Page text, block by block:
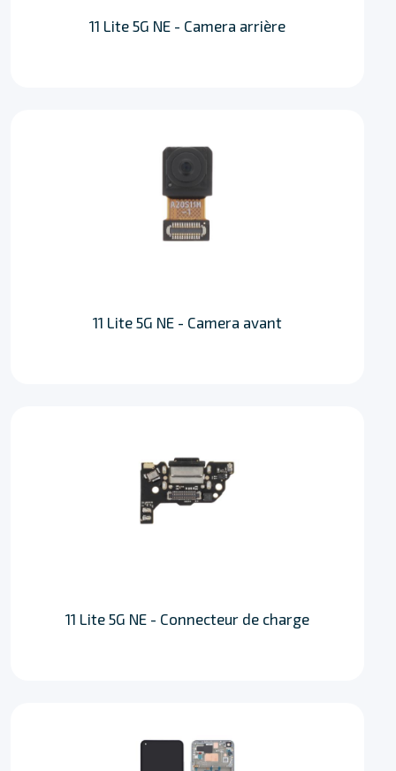
11 Lite 5G NE - Camera arrière
11 Lite 5G NE - Camera avant
11 Lite 5G NE - Connecteur de charge